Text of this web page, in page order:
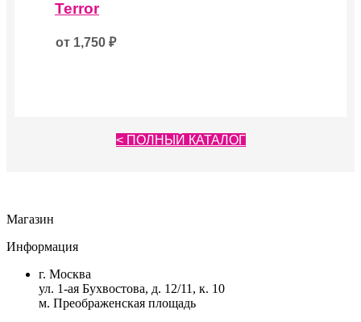
Terror
от 1,750₽
< ПОЛНЫЙ КАТАЛОГ
Магазин
Информация
г. Москва
ул. 1-ая Бухвостова, д. 12/11, к. 10
м. Преображенская площадь